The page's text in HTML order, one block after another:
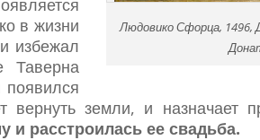
Людовико Сфорца, 1496,
в жизни
избежал
Таверна
вернуть земли, и назначает
расстроилась ее свадьба.